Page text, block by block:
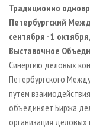
Традиционно
Петербургский
сентября - 1
Выставочное
Синергию деловых
Петербургского
путем
объединяет Биржа
организация